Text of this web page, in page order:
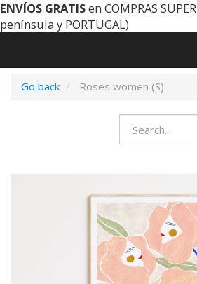
ENVÍOS GRATISen COMPRAS
península y PORTUGAL)
Go back
Roses women (S)